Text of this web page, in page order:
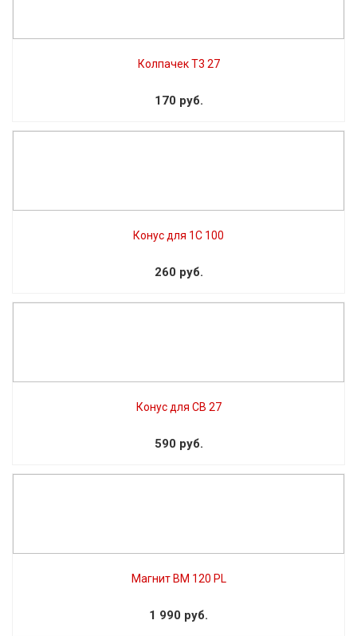
Колпачек Т3 27
170 руб.
Конус для 1С 100
260 руб.
Конус для СВ 27
590 руб.
Магнит BM 120 PL
1 990 руб.